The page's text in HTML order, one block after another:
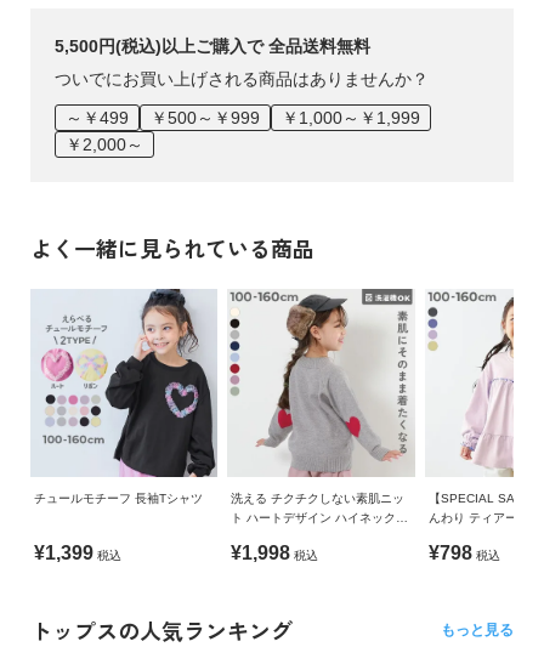
5,500円(税込)以上ご購入で 全品送料無料
ついでにお買い上げされる商品はありませんか？
～￥499
￥500～￥999
￥1,000～￥1,999
￥2,000～
よく一緒に見られている商品
チュールモチーフ 長袖Tシャツ
¥1,399 税込
洗える チクチクしない素肌ニッ
ト ハートデザイン ハイネック
¥1,998 税込
【SPECIAL SALE
んわり ティアード
¥798 税込
トップスの人気ランキング もっと見る